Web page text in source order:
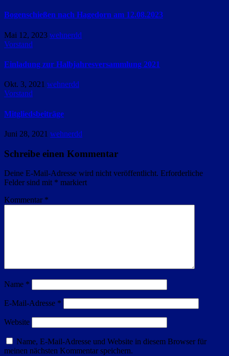
Bogenschießen nach Hagedorn am 12.08.2023
Mai 12, 2023 wehnerdd
Vorstand
Einladung zur Halbjahresversammlung 2021
Okt. 3, 2021 wehnerdd
Vorstand
Mitgliedsbeiträge
Juni 28, 2021 wehnerdd
Schreibe einen Kommentar
Deine E-Mail-Adresse wird nicht veröffentlicht. Erforderliche
Felder sind mit * markiert
Kommentar *
Name *
E-Mail-Adresse *
Website
Name, E-Mail-Adresse und Website in diesem Browser für
meinen nächsten Kommentar speichern.